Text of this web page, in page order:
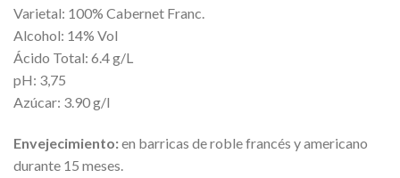
Varietal: 100% Cabernet Franc.
Alcohol: 14% Vol
Ácido Total: 6.4 g/L
pH: 3,75
Azúcar: 3.90 g/l
Envejecimiento:en barricas de roble francés y americano
durante 15 meses.